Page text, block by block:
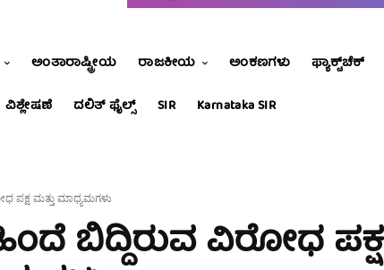
ಅಂತಾರಾಷ್ಟ್ರೀಯ ರಾಜಕೀಯ ಅಂಕಣಗಳು ಫ್ಯಾಕ್ಟ್‌ಚೆಕ್
ವಿಶ್ಲೇಷಣೆ ದಲಿತ್ ಫೈಲ್ಸ್ SIR Karnataka SIR
ಪಕ್ಷ ಮತ್ತು ಮಾಧ್ಯಮಗಳು
ಬಿದ್ದಿರುವ ವಿರೋಧ ಪಕ್ಷ